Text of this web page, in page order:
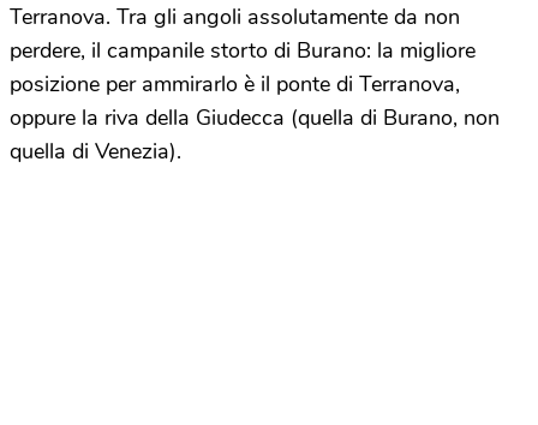
Terranova. Tra gli angoli assolutamente da non
perdere, il campanile storto di Burano: la migliore
posizione per ammirarlo è il ponte di Terranova,
oppure la riva della Giudecca (quella di Burano, non
quella di Venezia).